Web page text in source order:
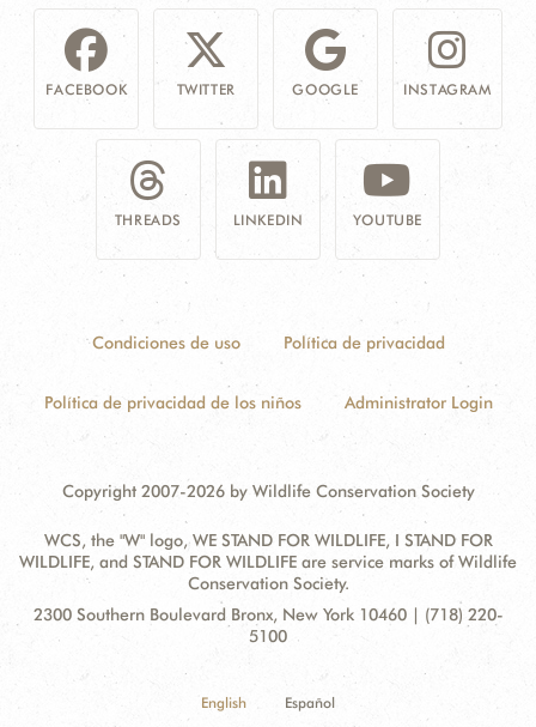
FACEBOOK TWITTER GOOGLE INSTAGRAM
THREADS LINKEDIN YOUTUBE
Condiciones de uso Política de privacidad
Política de privacidad de los niños Administrator Login
Copyright 2007-2026 by Wildlife Conservation Society
WCS, the "W" logo, WE STAND FOR WILDLIFE, I STAND FOR
WILDLIFE, and STAND FOR WILDLIFE are service marks of Wildlife
Conservation Society.
Contact
Address:
2300 Southern Boulevard Bronx, New York 10460 | (718) 220-
5100
English Español